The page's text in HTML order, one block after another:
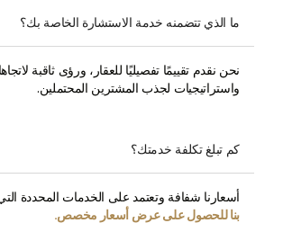
ما الذي تتضمنه خدمة الاستشارة الخاصة بك؟
نحن نقدم تقييمًا تفصيليًا للعقار، ورؤى ثاقبة
واستراتيجيات لجذب المشترين المحتملين.
كم تبلغ تكلفة خدمتك؟
أسعارنا شفافة وتعتمد على الخدمات المحددة
بنا للحصول على عرض أسعار مخصص.